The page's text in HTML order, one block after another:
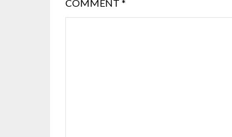
COMMENT *